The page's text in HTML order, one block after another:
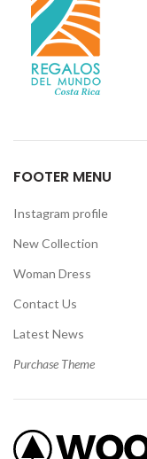
FOOTER MENU
Instagram profile
New Collection
Woman Dress
Contact Us
Latest News
Purchase Theme